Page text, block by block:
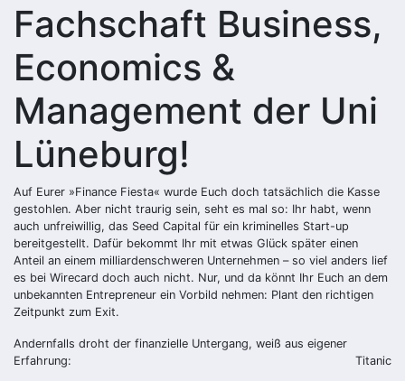
Fachschaft Business,
Economics &
Management der Uni
Lüneburg!
Auf Eurer »Finance Fiesta« wurde Euch doch tatsächlich die Kasse
gestohlen. Aber nicht traurig sein, seht es mal so: Ihr habt, wenn
auch unfreiwillig, das Seed Capital für ein kriminelles Start-up
bereitgestellt. Dafür bekommt Ihr mit etwas Glück später einen
Anteil an einem milliardenschweren Unternehmen – so viel anders lief
es bei Wirecard doch auch nicht. Nur, und da könnt Ihr Euch an dem
unbekannten Entrepreneur ein Vorbild nehmen: Plant den richtigen
Zeitpunkt zum Exit.
Andernfalls droht der finanzielle Untergang, weiß aus eigener
Erfahrung:
Titanic